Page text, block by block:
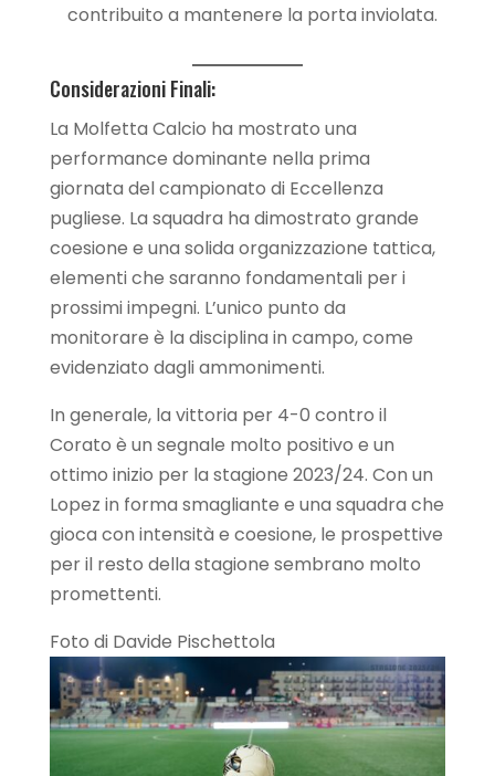
contribuito a mantenere la porta inviolata.
Considerazioni Finali:
La Molfetta Calcio ha mostrato una
performance dominante nella prima
giornata del campionato di Eccellenza
pugliese. La squadra ha dimostrato grande
coesione e una solida organizzazione tattica,
elementi che saranno fondamentali per i
prossimi impegni. L’unico punto da
monitorare è la disciplina in campo, come
evidenziato dagli ammonimenti.
In generale, la vittoria per 4-0 contro il
Corato è un segnale molto positivo e un
ottimo inizio per la stagione 2023/24. Con un
Lopez in forma smagliante e una squadra che
gioca con intensità e coesione, le prospettive
per il resto della stagione sembrano molto
promettenti.
Foto di Davide Pischettola